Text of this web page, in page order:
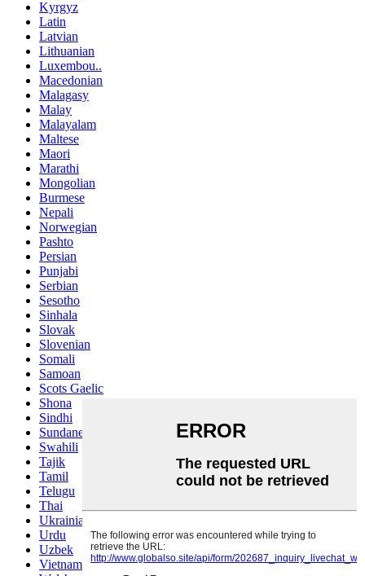
Kyrgyz
Latin
Latvian
Lithuanian
Luxembou..
Macedonian
Malagasy
Malay
Malayalam
Maltese
Maori
Marathi
Mongolian
Burmese
Nepali
Norwegian
Pashto
Persian
Punjabi
Serbian
Sesotho
Sinhala
Slovak
Slovenian
Somali
Samoan
Scots Gaelic
Shona
Sindhi
Sundanese
Swahili
Tajik
Tamil
Telugu
Thai
Ukrainian
Urdu
Uzbek
Vietnamese